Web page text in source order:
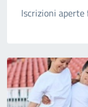
Iscrizioni